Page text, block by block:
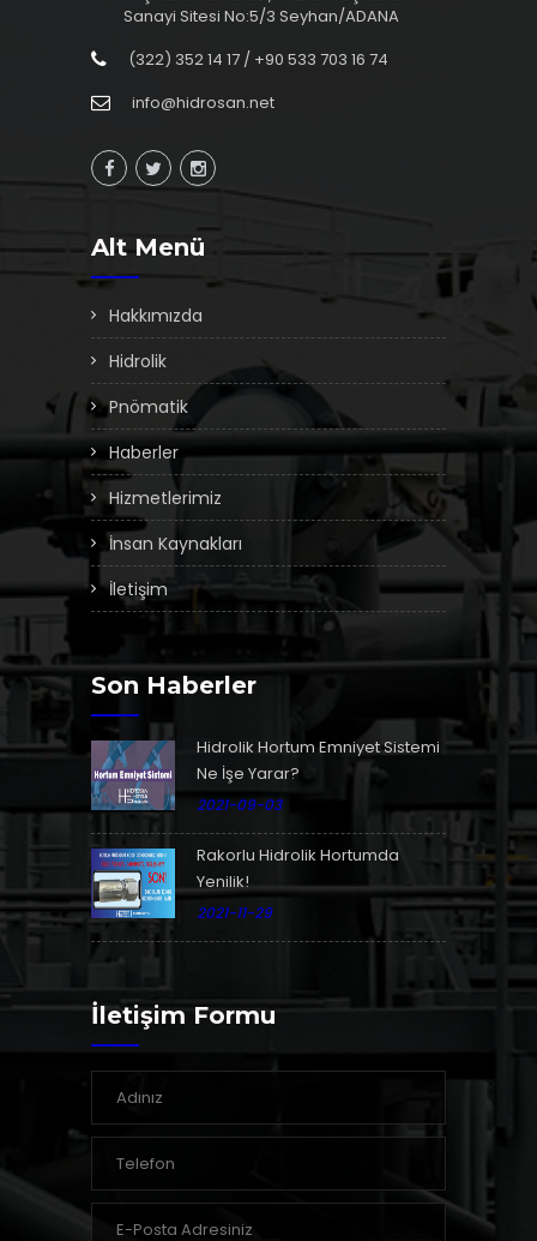
Sanayi Sitesi No:5/3 Seyhan/ADANA
(322) 352 14 17 / +90 533 703 16 74
info@hidrosan.net
Alt Menü
Hakkımızda
Hidrolik
Pnömatik
Haberler
Hizmetlerimiz
İnsan Kaynakları
İletişim
Son Haberler
Hidrolik Hortum Emniyet Sistemi
Ne İşe Yarar?
2021-09-03
Rakorlu Hidrolik Hortumda
Yenilik!
2021-11-29
İletişim Formu